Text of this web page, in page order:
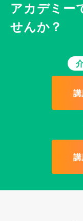
アカデミー
せんか？